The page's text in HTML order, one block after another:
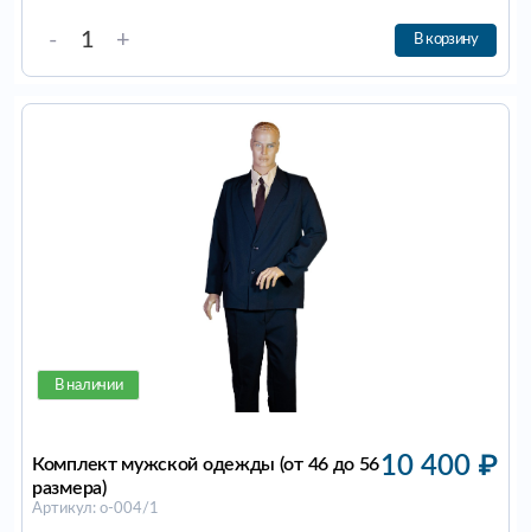
- + В корзину
В наличии
Комплект мужской одежды (от 46 до 56
размера)
Артикул: о-004/1
10 400 ₽